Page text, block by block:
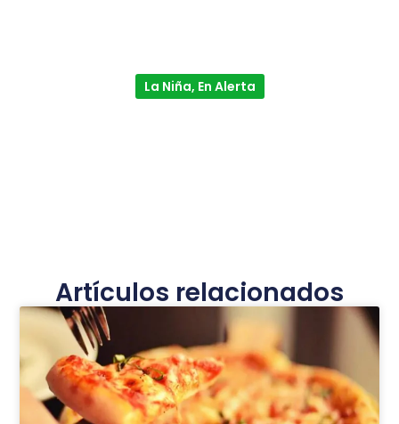
La Niña, En Alerta
Artículos relacionados